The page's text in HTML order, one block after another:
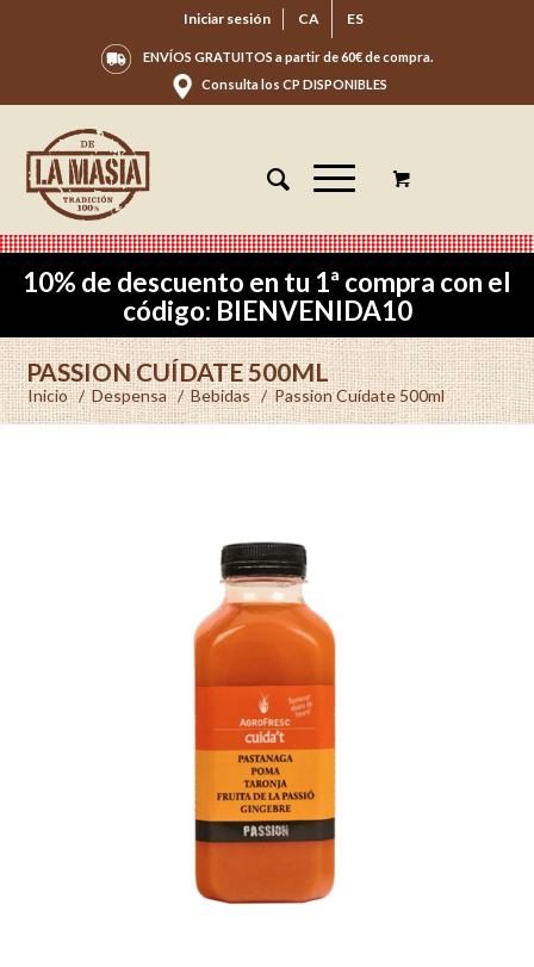
Iniciar sesión CA ES
ENVÍOS GRATUITOS a partir de 60€ de compra.
Consulta los CP DISPONIBLES
10% de descuento en tu 1ª compra con el
código: BIENVENIDA10
PASSION CUÍDATE 500ML
Inicio / Despensa / Bebidas / Passion Cuídate 500ml